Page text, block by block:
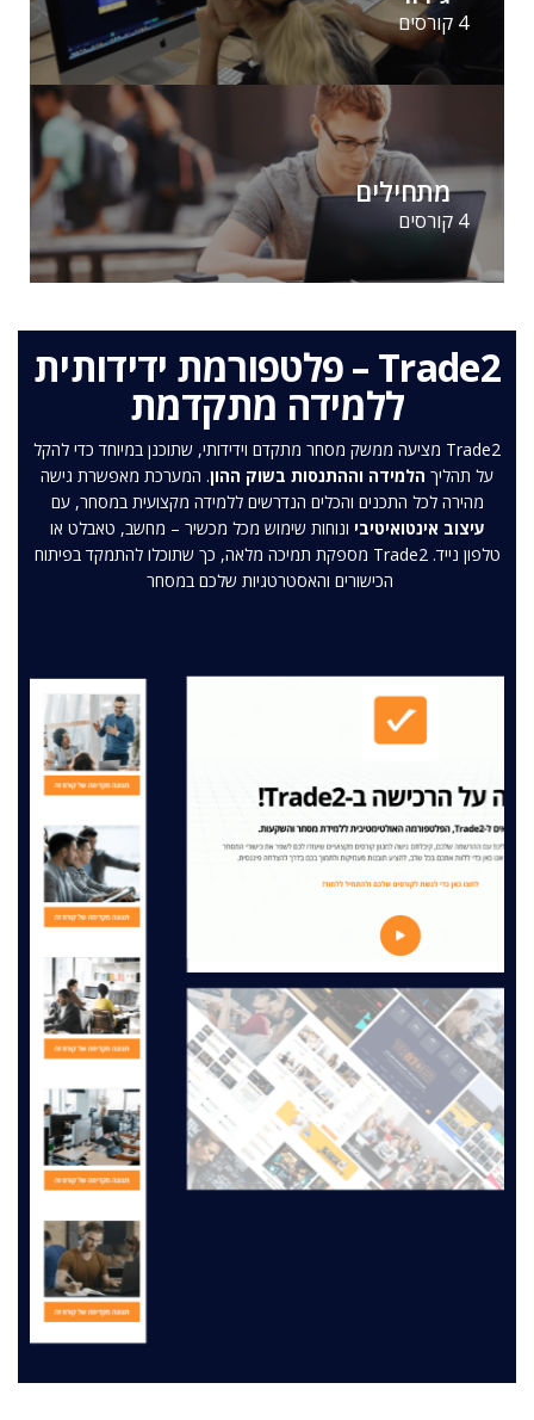
4 קורסים
מתחילים
4 קורסים
Trade2 – פלטפורמת ידידותית
ללמידה מתקדמת
Trade2 מציעה ממשק מסחר מתקדם וידידותי, שתוכנן במיוחד כדי להקל
על תהליך הלמידה וההתנסות בשוק ההון. המערכת מאפשרת גישה
מהירה לכל התכנים והכלים הנדרשים ללמידה מקצועית במסחר, עם
עיצוב אינטואיטיבי ונוחות שימוש מכל מכשיר – מחשב, טאבלט או
טלפון נייד. Trade2 מספקת תמיכה מלאה, כך שתוכלו להתמקד בפיתוח
הכישורים והאסטרטגיות שלכם במסחר